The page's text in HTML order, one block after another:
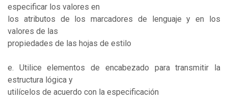
especificar los valores en
los atributos de los marcadores de lenguaje y en los
valores de las
propiedades de las hojas de estilo
e. Utilice elementos de encabezado para transmitir la
estructura lógica y
utilícelos de acuerdo con la especificación